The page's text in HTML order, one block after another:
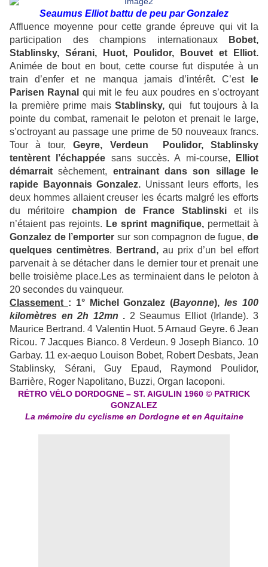
Seaumus Elliot battu de peu par Gonzalez
Affluence moyenne pour cette grande épreuve qui vit la
participation des champions internationaux
Bobet,
Stablinsky, Sérani, Huot, Poulidor, Bouvet et Elliot.
Animée de bout en bout, cette course fut disputée à un
train d’enfer et ne manqua jamais d’intérêt. C’est
le
Parisen Raynal qui mit le feu aux poudres en s’octroyant
la première prime mais Stablinsky, qui fut toujours à la
pointe du combat, ramenait le peloton et prenait le large,
s’octroyant au passage une prime de 50 nouveaux francs.
Tour à tour,Geyre, Verdeun Poulidor, Stablinsky
tentèrent l’échappée sans succès. A mi-course,
Elliot
démarrait sèchement, entrainant dans son sillage le
rapide Bayonnais Gonzalez. Unissant leurs efforts, les
deux hommes allaient creuser les écarts malgré les efforts
du méritoire champion de France Stablinski et ils
n’étaient pas rejoints. Le sprint magnifique, permettait à
Gonzalez de l’emporter sur son compagnon de fugue, de
quelques centimètres. Bertrand, au prix d’un bel effort
parvenait à se détacher dans le dernier tour et prenait une
belle troisième place.Les as terminaient dans le peloton à
20 secondes du vainqueur.
Classement : 1° Michel Gonzalez (Bayonne),les 100
kilomètres en 2h 12mn . 2 Seaumus Elliot (Irlande). 3
Maurice Bertrand. 4 Valentin Huot. 5 Arnaud Geyre. 6 Jean
Ricou. 7 Jacques Bianco. 8 Verdeun. 9 Joseph Bianco. 10
Garbay. 11 ex-aequo Louison Bobet, Robert Desbats, Jean
Stablinsky, Sérani, Guy Epaud, Raymond Poulidor,
Barrière, Roger Napolitano, Buzzi, Organ Iacoponi.
RÉTRO VÉLO DORDOGNE – ST. AIGULIN 1960 © PATRICK
GONZALEZ
La mémoire du cyclisme en Dordogne et en Aquitaine